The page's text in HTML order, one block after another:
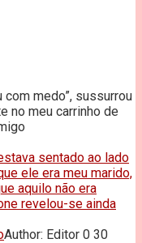
medo”, sussurrou
no meu carrinho de
sentado ao lado
ele era meu marido,
aquilo não era
revelou-se ainda
Author: Editor 0 30